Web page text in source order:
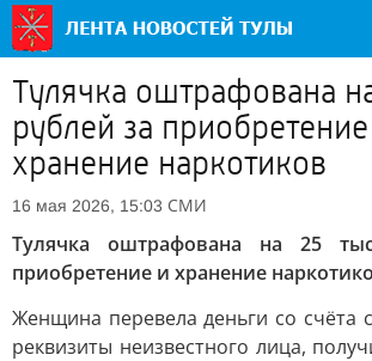
Тулячка оштрафована
рублей за
хранение наркотиков
16 мая 2026, 15:03 СМИ
Тулячка оштрафована на 25
приобретение и хранение
Женщина перевела деньги со счёта
реквизиты неизвестного лица,